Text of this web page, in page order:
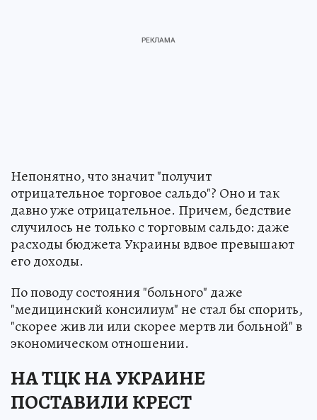
Непонятно, что значит "получит
отрицательное торговое сальдо"? Оно и так
давно уже отрицательное. Причем, бедствие
случилось не только с торговым сальдо: даже
расходы бюджета Украины вдвое превышают
его доходы.
По поводу состояния "больного" даже
"медицинский консилиум" не стал бы спорить,
"скорее жив ли или скорее мертв ли больной" в
экономическом отношении.
НА ТЦК НА УКРАИНЕ
ПОСТАВИЛИ КРЕСТ